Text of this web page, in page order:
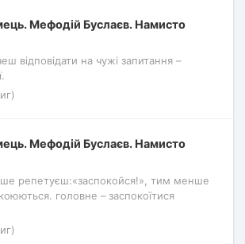
Мефодій Буслаєв. Намисто
відповідати на чужі запитання –
Мефодій Буслаєв. Намисто
репетуєш:«заспокойся!», тим менше
головне – заспокоїтися